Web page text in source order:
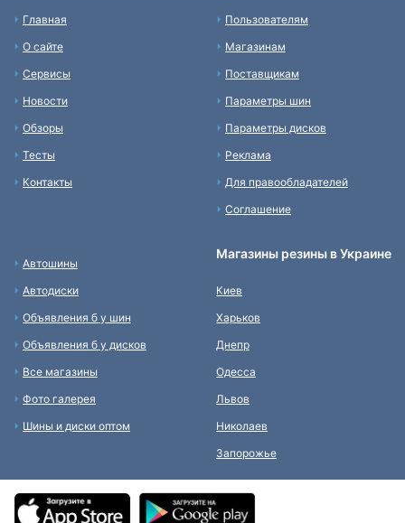
Главная
О сайте
Сервисы
Новости
Обзоры
Тесты
Контакты
Пользователям
Магазинам
Поставщикам
Параметры шин
Параметры дисков
Реклама
Для правообладателей
Соглашение
Автошины
Автодиски
Объявления б у шин
Объявления б у дисков
Все магазины
Фото галерея
Шины и диски оптом
Магазины резины в Украине
Киев
Харьков
Днепр
Одесса
Львов
Николаев
Запорожье